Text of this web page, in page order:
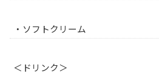
・ソフトクリーム
＜ドリンク＞